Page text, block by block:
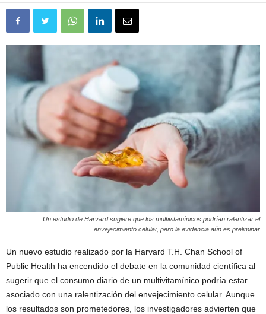
Un estudio de Harvard sugiere que los multivitamínicos podrían ralentizar el
envejecimiento celular, pero la evidencia aún es preliminar
Un nuevo estudio realizado por la Harvard T.H. Chan School of
Public Health ha encendido el debate en la comunidad científica al
sugerir que el consumo diario de un multivitamínico podría estar
asociado con una ralentización del envejecimiento celular. Aunque
los resultados son prometedores, los investigadores advierten que